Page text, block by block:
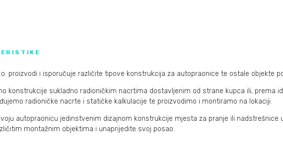
proizvodi i isporučuje različite tipove konstrukcija za autopraonice te ostale objekte
konstrukcije sukladno radioničkim nacrtima dostavljenim od strane kupca ili, prema
radioničke nacrte i statičke kalkulacije te proizvodimo i montiramo na lokaciji.
autopraonicu jedinstvenim dizajnom konstrukcije mjesta za pranje ili nadstrešnice
montažnim objektima i unaprijedite svoj posao.